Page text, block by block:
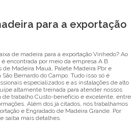
para a exportação
de madeira para a exportação Vinhedo? Ao
encontrada por meio da empresa A B
de Madeira Mauá, Palete Madeira Pbr e
Bernardo do Campo. Tudo isso só é
especializados e as instalações de alto
altamente treinada para atender nossos
trabalho Custo-benefício e excelente, entre
Além dos já citados, nós trabalhamos
e Engradado de Madeira Grande. Por
saiba mais detalhes.